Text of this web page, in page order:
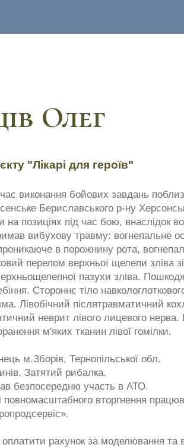
Олег
"Лікарі для героїв"
виконання бойових завдань
Бериславського р-ну
на позиціях під час бою, внаслідок
вибухову травму: вогнепальне
в порожнину рота,
перелом верхньої щелепи зліва
пазухи зліва.
Стороннє тіло
Лівобічний післятравматичний
неврит лівого лицевого нерва.
м'яких тканин лівої гомілки.
м.Зборів, Тернопільської обл.
Затятий рибалка.
безпосередню участь в АТО.
повномасштабного вторгнення
рахунок за моделювання та